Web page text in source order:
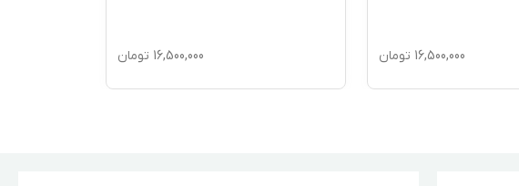
16,500,000 تومان 16,500,000 تومان